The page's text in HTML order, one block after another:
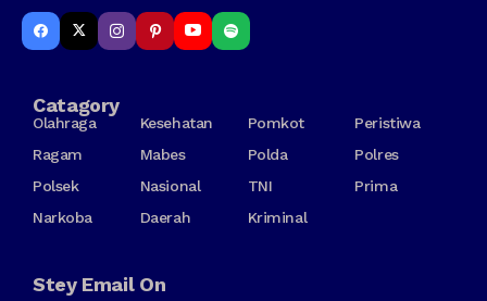
Catagory
Olahraga Kesehatan Pomkot
Peristiwa
Ragam
Mabes Polda
Polres
Polsek
Nasional TNI
Prima
Narkoba
Daerah Kriminal
Stey Email On